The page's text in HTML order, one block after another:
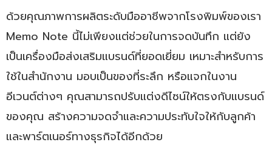
ด้วยคุณภาพการผลิตระดับมืออาชีพจากโรงพิมพ์ของเรา
Memo Note นี้ไม่เพียงแต่ช่วยในการจดบันทึก แต่ยัง
เป็นเครื่องมือส่งเสริมแบรนด์ที่ยอดเยี่ยม เหมาะสำหรับการ
ใช้ในสำนักงาน มอบเป็นของที่ระลึก หรือแจกในงาน
อีเวนต์ต่างๆ คุณสามารถปรับแต่งดีไซน์ให้ตรงกับแบรนด์
ของคุณ สร้างความจดจำและความประทับใจให้กับลูกค้า
และพาร์ตเนอร์ทางธุรกิจได้อีกด้วย